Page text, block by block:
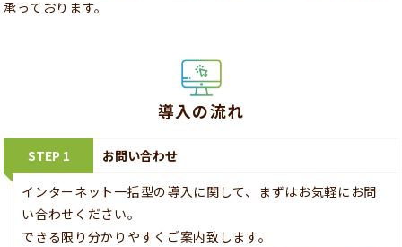
承っております。
導入の流れ
STEP 1 お問い合わせ
インターネット一括型の導入に関して、まずはお気軽にお問
い合わせください。
できる限り分かりやすくご案内致します。